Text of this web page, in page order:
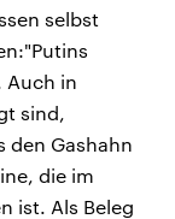
selbst
Auch in
sind,
den Gashahn
die im
ist. Als Beleg